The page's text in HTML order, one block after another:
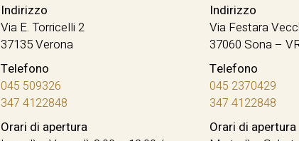
Indirizzo
Via E. Torricelli 2
37135 Verona
Telefono
045 509326
347 4122848
Orari di apertura
Indirizzo
Via Festara
37060 Sona –
Telefono
045 2370429
347 4122848
Orari di apertura